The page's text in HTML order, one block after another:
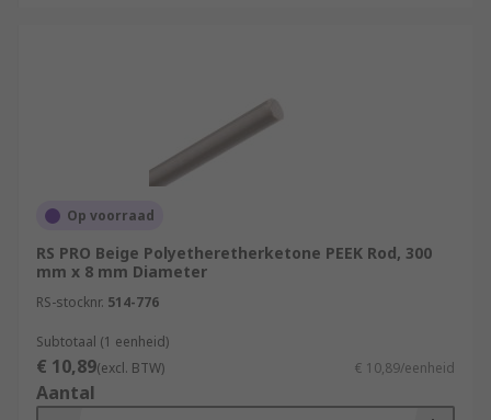
Op voorraad
RS PRO Beige Polyetheretherketone PEEK Rod, 300
mm x 8 mm Diameter
RS-stocknr. 514-776
Subtotaal (1 eenheid)
€ 10,89(excl. BTW) € 10,89/eenheid
Aantal